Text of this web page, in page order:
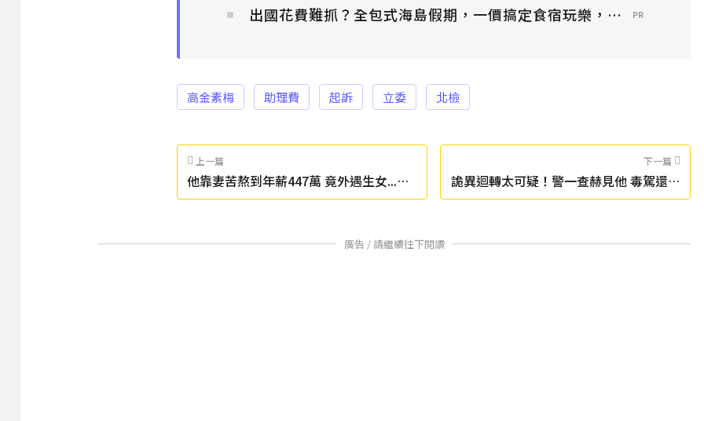
出國花費難抓？全包式海島假期，一價搞定食宿玩樂，省錢更省心！
PR
高金素梅 助理費 起訴 立委 北檢
上一篇
他靠妻苦熬到年薪447萬 竟外遇生女...正
宮慘拿不到賠償
下一篇
詭異迴轉太可疑！警一查赫見他 毒駕還身
揹「三條通」
廣告 / 請繼續往下閱讀